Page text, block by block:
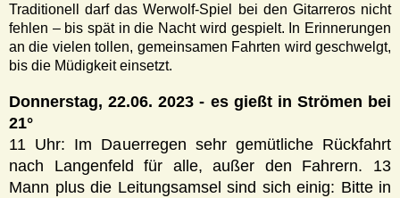
Traditionell darf das Werwolf-Spiel bei den Gitarreros nicht
fehlen – bis spät in die Nacht wird gespielt. In Erinnerungen
an die vielen tollen, gemeinsamen Fahrten wird geschwelgt,
bis die Müdigkeit einsetzt.
Donnerstag, 22.06. 2023 - es gießt in Strömen bei
21°
11 Uhr: Im Dauerregen sehr gemütliche Rückfahrt
nach Langenfeld für alle, außer den Fahrern. 13
Mann plus die Leitungsamsel sind sich einig: Bitte in